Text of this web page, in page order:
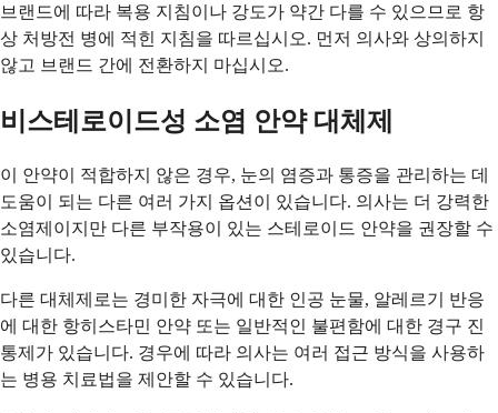
브랜드에 따라 복용 지침이나 강도가 약간 다를 수 있으므로 항
상 처방전 병에 적힌 지침을 따르십시오. 먼저 의사와 상의하지
않고 브랜드 간에 전환하지 마십시오.
비스테로이드성 소염 안약 대체제
이 안약이 적합하지 않은 경우, 눈의 염증과 통증을 관리하는 데
도움이 되는 다른 여러 가지 옵션이 있습니다. 의사는 더 강력한
소염제이지만 다른 부작용이 있는 스테로이드 안약을 권장할 수
있습니다.
다른 대체제로는 경미한 자극에 대한 인공 눈물, 알레르기 반응
에 대한 항히스타민 안약 또는 일반적인 불편함에 대한 경구 진
통제가 있습니다. 경우에 따라 의사는 여러 접근 방식을 사용하
는 병용 치료법을 제안할 수 있습니다.